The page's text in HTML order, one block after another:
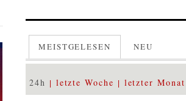
MEISTGELESEN NEU
24h letzte Woche letzter Monat